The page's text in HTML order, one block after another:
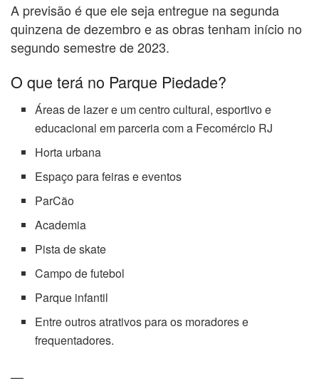
A previsão é que ele seja entregue na segunda
quinzena de dezembro e as obras tenham início no
segundo semestre de 2023.
O que terá no Parque Piedade?
Áreas de lazer e um centro cultural, esportivo e
educacional em parceria com a Fecomércio RJ
Horta urbana
Espaço para feiras e eventos
ParCão
Academia
Pista de skate
Campo de futebol
Parque infantil
Entre outros atrativos para os moradores e
frequentadores.
—